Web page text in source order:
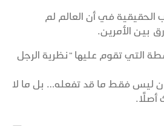
الحقيقية في أن العالم لم
بين الأمرين.
التي تقوم عليها “نظرية الرجل
ليس فقط ما قد تفعله… بل ما لا